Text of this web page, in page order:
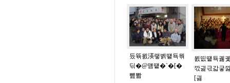
듰뜎묈渶랳벩떝됵뭒
딖�@먬떝�`�[�
뻂뽦
묈띲떝됵궳
깏긡귻갋긓
[긣